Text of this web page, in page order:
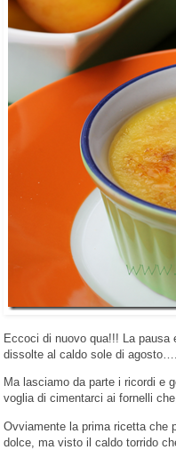
Eccoci di nuovo qua!!! La
dissolte al caldo sole di
Ma lasciamo da parte i ricordi e
voglia di cimentarci ai fornelli
Ovviamente la prima ricetta che
dolce, ma visto il caldo torrido